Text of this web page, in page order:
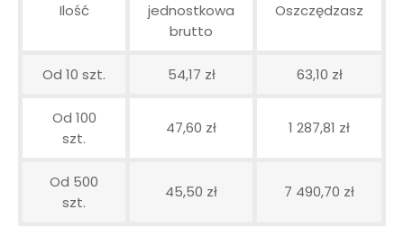
Ilość
jednostkowa
brutto
Oszczędzasz
Od 10 szt. 54,17 zł 63,10 zł
Od 100
szt.
47,60 zł 1 287,81 zł
Od 500
szt.
45,50 zł 7 490,70 zł